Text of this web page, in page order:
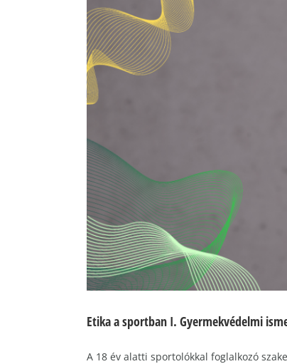
Etika a sportban I. Gyermekvédelmi
A 18 év alatti sportolókkal foglalkozó